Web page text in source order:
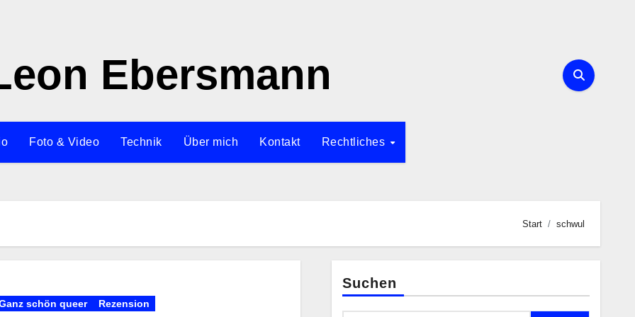
Ebersmann
Foto & Video Technik Über mich Kontakt Rechtliches
Start schwul
schön queer Rezension
Suchen